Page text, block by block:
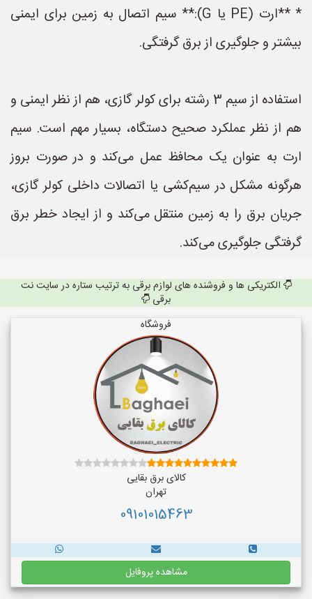
* **ارت (PE یا G):** سیم اتصال به زمین برای ایمنی
بیشتر و جلوگیری از برق گرفتگی.
استفاده از سیم 3 رشته برای کولر گازی، هم از نظر ایمنی و
هم از نظر عملکرد صحیح دستگاه، بسیار مهم است. سیم
ارت به عنوان یک محافظ عمل می‌کند و در صورت بروز
هرگونه مشکل در سیم‌کشی یا اتصالات داخلی کولر گازی،
جریان برق را به زمین منتقل می‌کند و از ایجاد خطر برق
گرفتگی جلوگیری می‌کند.
الکتریکی ها و فروشنده های لوازم برقی به ترتیب ستاره در سایت نت
برقی
فروشگاه
کالای برق بقایی
تهران
09101015463
مشاهده پروفایل